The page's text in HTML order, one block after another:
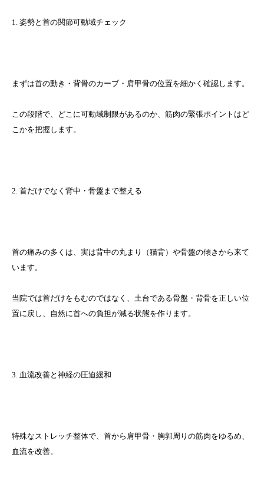
1. 姿勢と首の関節可動域チェック
まずは首の動き・背骨のカーブ・肩甲骨の位置を細かく確認します。
この段階で、どこに可動域制限があるのか、筋肉の緊張ポイントはど
こかを把握します。
2. 首だけでなく背中・骨盤まで整える
首の痛みの多くは、実は背中の丸まり（猫背）や骨盤の傾きから来て
います。
当院では首だけをもむのではなく、土台である骨盤・背骨を正しい位
置に戻し、自然に首への負担が減る状態を作ります。
3. 血流改善と神経の圧迫緩和
特殊なストレッチ整体で、首から肩甲骨・胸郭周りの筋肉をゆるめ、
血流を改善。